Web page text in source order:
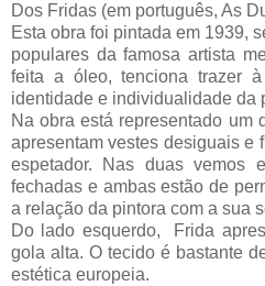
Dos Fridas (em português, As
Esta obra foi pintada em 1939,
populares da famosa artista
feita a óleo, tenciona trazer
identidade e individualidade da
Na obra está representado um
apresentam vestes desiguais e
espetador. Nas duas vemos
fechadas e ambas estão de
a relação da pintora com a sua
Do lado esquerdo, Frida
gola alta. O tecido é bastante
estética europeia.